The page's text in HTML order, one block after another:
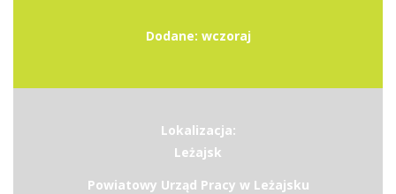
Dodane: wczoraj
Lokalizacja:
Leżajsk
Powiatowy Urząd Pracy w Leżajsku